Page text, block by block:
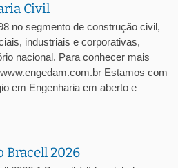
Civil
no segmento de construção civil,
industriais e corporativas,
nacional. Para conhecer mais
Estamos com
em Engenharia em aberto e
Bracell 2026